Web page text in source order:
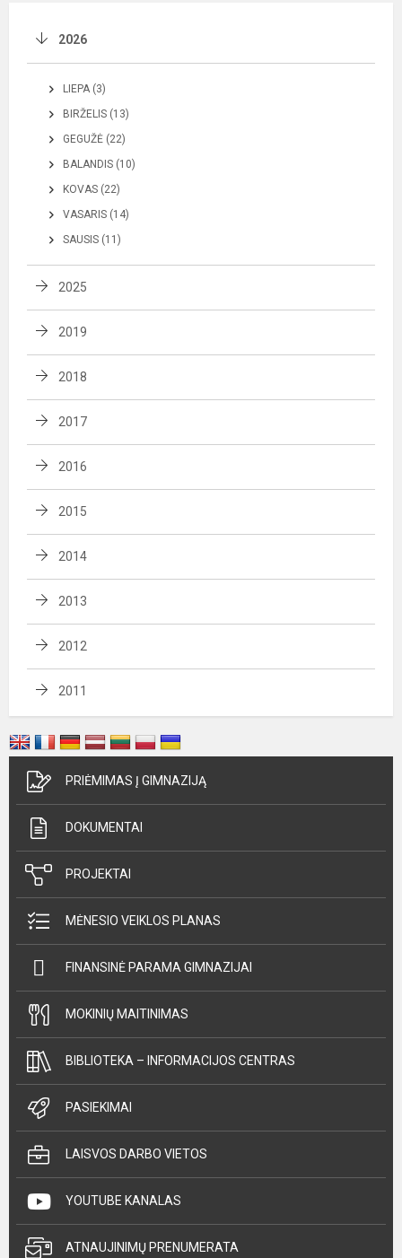
2026
LIEPA (3)
BIRŽELIS (13)
GEGUŽĖ (22)
BALANDIS (10)
KOVAS (22)
VASARIS (14)
SAUSIS (11)
2025
2019
2018
2017
2016
2015
2014
2013
2012
2011
PRIĖMIMAS Į GIMNAZIJĄ
DOKUMENTAI
PROJEKTAI
MĖNESIO VEIKLOS PLANAS
FINANSINĖ PARAMA GIMNAZIJAI
MOKINIŲ MAITINIMAS
BIBLIOTEKA – INFORMACIJOS CENTRAS
PASIEKIMAI
LAISVOS DARBO VIETOS
YOUTUBE KANALAS
ATNAUJINIMŲ PRENUMERATA